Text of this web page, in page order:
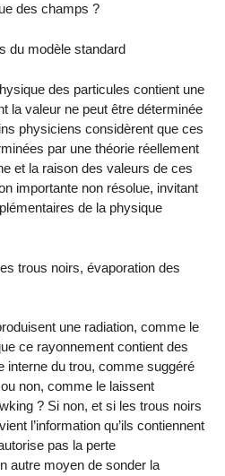
des champs ?
du modèle standard
des particules contient une
la valeur ne peut être déterminée
physiciens considèrent que ces
par une théorie réellement
et la raison des valeurs de ces
importante non résolue, invitant
de la physique
trous noirs, évaporation des
une radiation, comme le
ce rayonnement contient des
interne du trou, comme suggéré
non, comme le laissent
? Si non, et si les trous noirs
l’information qu’ils contiennent
pas la perte
autre moyen de sonder la